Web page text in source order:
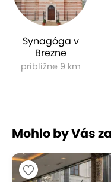
Synagóga v
Brezne
približne 9 km
Mohlo by Vás